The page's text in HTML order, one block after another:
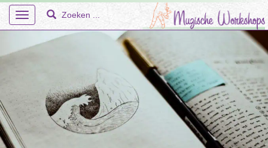
Toggle
navigation
Home
Over Ons